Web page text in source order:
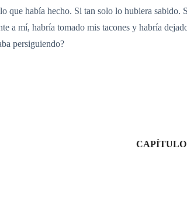
que había hecho. Si tan solo lo hubiera
a mí, habría tomado mis tacones y habría
persiguiendo?